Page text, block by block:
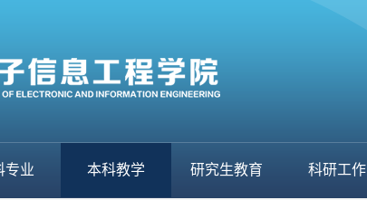
专业 本科教学 研究生教育 科研工作